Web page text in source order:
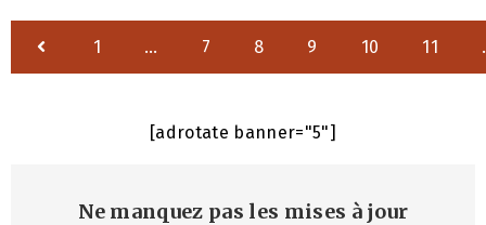
1 … 7 8 9 10 11
[adrotate banner="5"]
Ne manquez pas les mises à jour